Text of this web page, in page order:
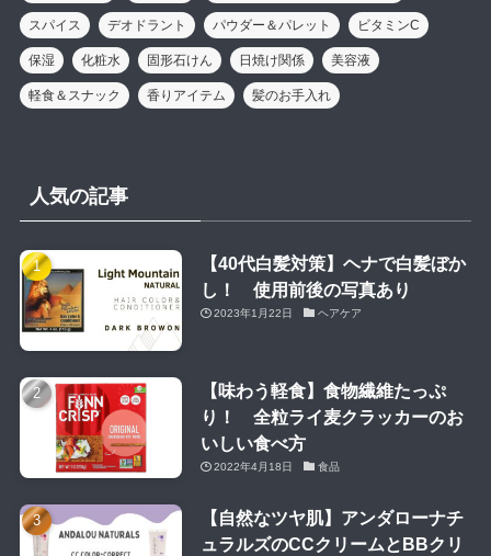
スパイス デオドラント パウダー＆パレット ビタミンC
保湿 化粧水 固形石けん 日焼け関係 美容液
軽食＆スナック 香りアイテム 髪のお手入れ
人気の記事
【40代白髪対策】ヘナで白髪ぼか
し！ 使用前後の写真あり
2023年1月22日 ヘアケア
【味わう軽食】食物繊維たっぷ
り！ 全粒ライ麦クラッカーのお
いしい食べ方
2022年4月18日 食品
【自然なツヤ肌】アンダローナチ
ュラルズのCCクリームとBBクリ